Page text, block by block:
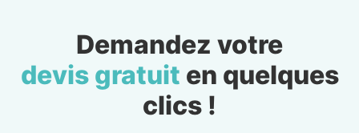
Demandez votre
devis gratuit en quelques
clics !